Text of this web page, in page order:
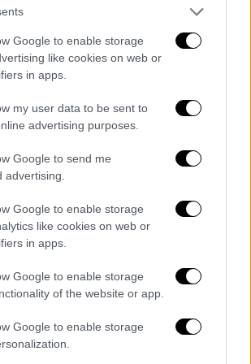
Google to enable storage
like cookies on web or
in apps.
my user data to be sent to
advertising purposes.
Google to send me
advertising.
Google to enable storage
like cookies on web or
in apps.
Google to enable storage
of the website or app.
Google to enable storage
με τον Νεχρού. /copyright Ap Photos
έδειξε ιδιαίτερο
τη ναυτική τεχνολογία.
αργότερα έγινε εκπαιδευτής
Signals School. Ο Λόρδος
ευρεσιτεχνίας για το
συστήματος που επέτρεπε
παραμένουν σε μια σταθερή
παντρεύτηκε την